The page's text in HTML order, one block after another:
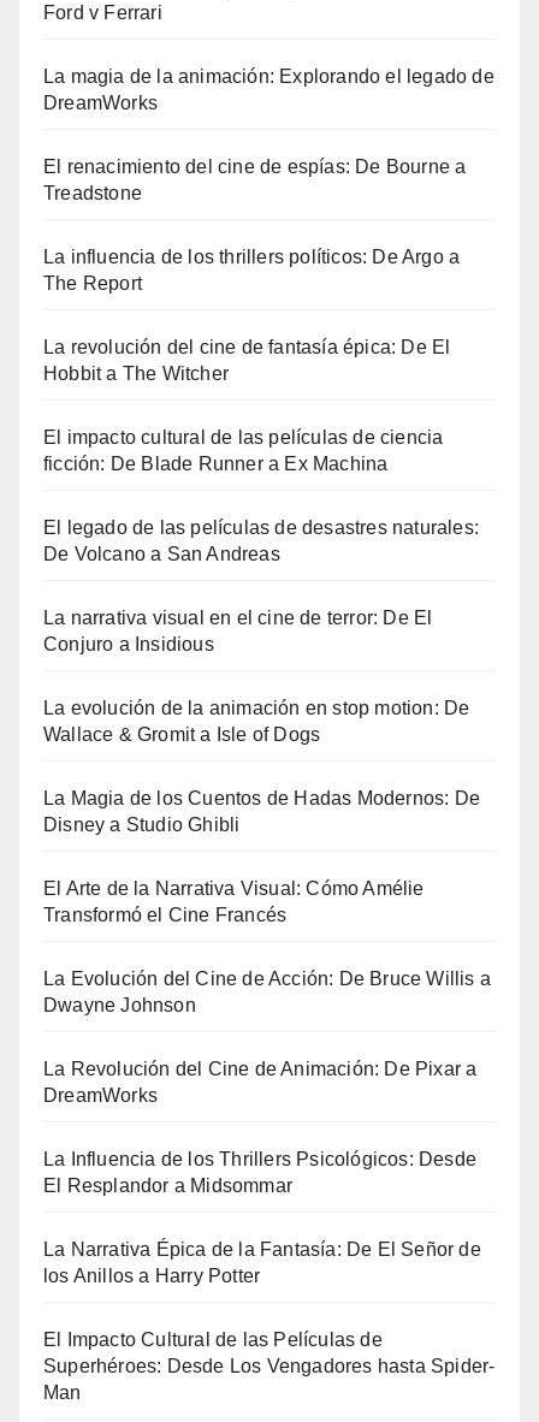
Ford v Ferrari
La magia de la animación: Explorando el legado de
DreamWorks
El renacimiento del cine de espías: De Bourne a
Treadstone
La influencia de los thrillers políticos: De Argo a
The Report
La revolución del cine de fantasía épica: De El
Hobbit a The Witcher
El impacto cultural de las películas de ciencia
ficción: De Blade Runner a Ex Machina
El legado de las películas de desastres naturales:
De Volcano a San Andreas
La narrativa visual en el cine de terror: De El
Conjuro a Insidious
La evolución de la animación en stop motion: De
Wallace & Gromit a Isle of Dogs
La Magia de los Cuentos de Hadas Modernos: De
Disney a Studio Ghibli
El Arte de la Narrativa Visual: Cómo Amélie
Transformó el Cine Francés
La Evolución del Cine de Acción: De Bruce Willis a
Dwayne Johnson
La Revolución del Cine de Animación: De Pixar a
DreamWorks
La Influencia de los Thrillers Psicológicos: Desde
El Resplandor a Midsommar
La Narrativa Épica de la Fantasía: De El Señor de
los Anillos a Harry Potter
El Impacto Cultural de las Películas de
Superhéroes: Desde Los Vengadores hasta Spider-
Man